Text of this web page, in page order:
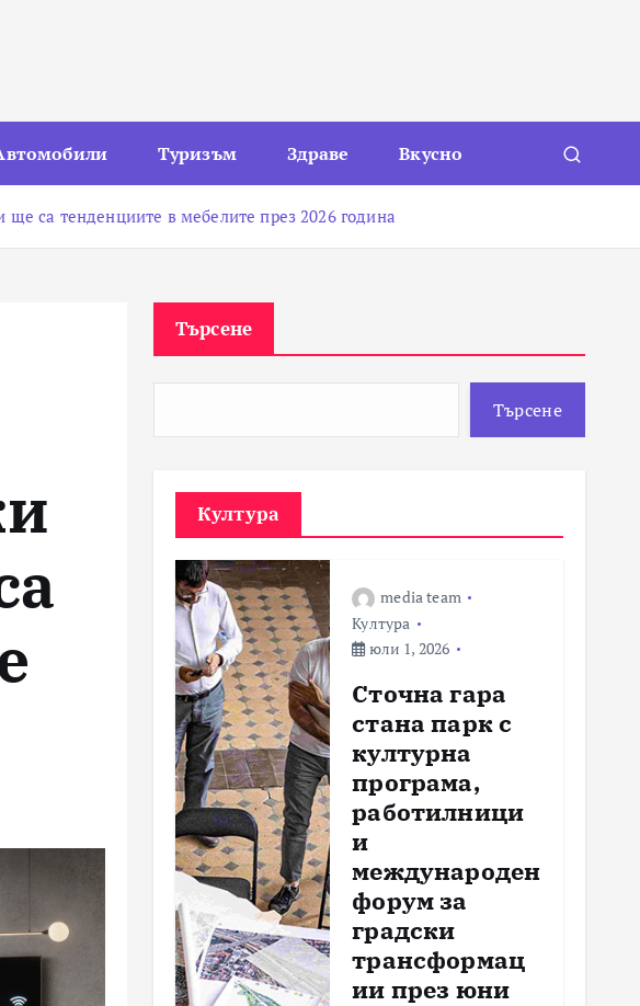
Туризъм Здраве Вкусно
ще са тенденциите в мебелите през 2026 година
Търсене
Търсене
Култура
media team
Култура
юли 1, 2026
Сточна гара
стана парк с
културна
програма,
работилници
и
международен
форум за
градски
трансформац
ии през юни